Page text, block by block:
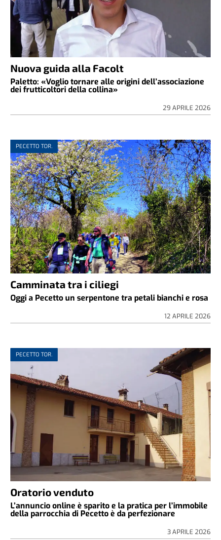
Nuova guida alla Facolt
Paletto: «Voglio tornare alle origini dell’associazione
dei frutticoltori della collina»
29 APRILE 2026
PECETTO TOR.
Camminata tra i ciliegi
Oggi a Pecetto un serpentone tra petali bianchi e rosa
12 APRILE 2026
PECETTO TOR.
Oratorio venduto
L’annuncio online è sparito e la pratica per l’immobile
della parrocchia di Pecetto è da perfezionare
3 APRILE 2026